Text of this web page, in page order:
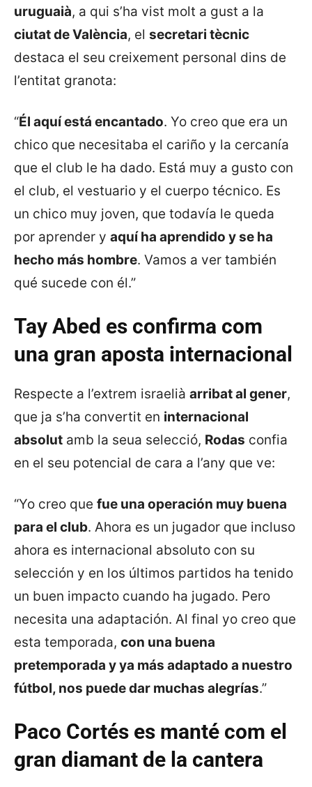
uruguaià, a qui s’ha vist molt a gust a la
ciutat de València, el secretari tècnic
destaca el seu creixement personal dins de
l’entitat granota:
“Él aquí está encantado. Yo creo que era un
chico que necesitaba el cariño y la cercanía
que el club le ha dado. Está muy a gusto con
el club, el vestuario y el cuerpo técnico. Es
un chico muy joven, que todavía le queda
por aprender y aquí ha aprendido y se ha
hecho más hombre. Vamos a ver también
qué sucede con él.”
Tay Abed es confirma com
una gran aposta internacional
Respecte a l’extrem israelià arribat al gener,
que ja s’ha convertit en internacional
absolut amb la seua selecció, Rodas confia
en el seu potencial de cara a l’any que ve:
“Yo creo que fue una operación muy buena
para el club. Ahora es un jugador que incluso
ahora es internacional absoluto con su
selección y en los últimos partidos ha tenido
un buen impacto cuando ha jugado. Pero
necesita una adaptación. Al final yo creo que
esta temporada, con una buena
pretemporada y ya más adaptado a nuestro
fútbol, nos puede dar muchas alegrías.”
Paco Cortés es manté com el
gran diamant de la cantera